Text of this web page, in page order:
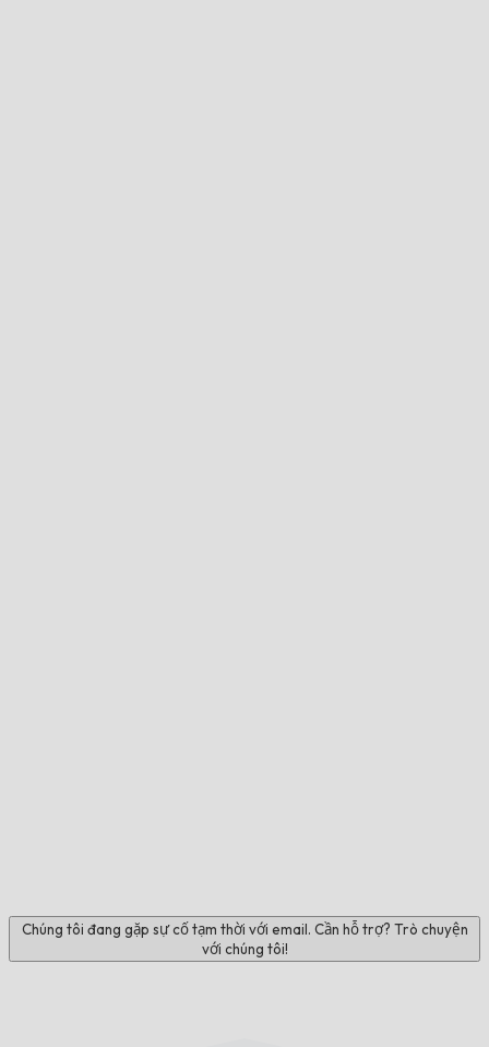
Chúng tôi đang gặp sự cố tạm thời với email. Cần hỗ trợ? Trò chuyện
với chúng tôi!